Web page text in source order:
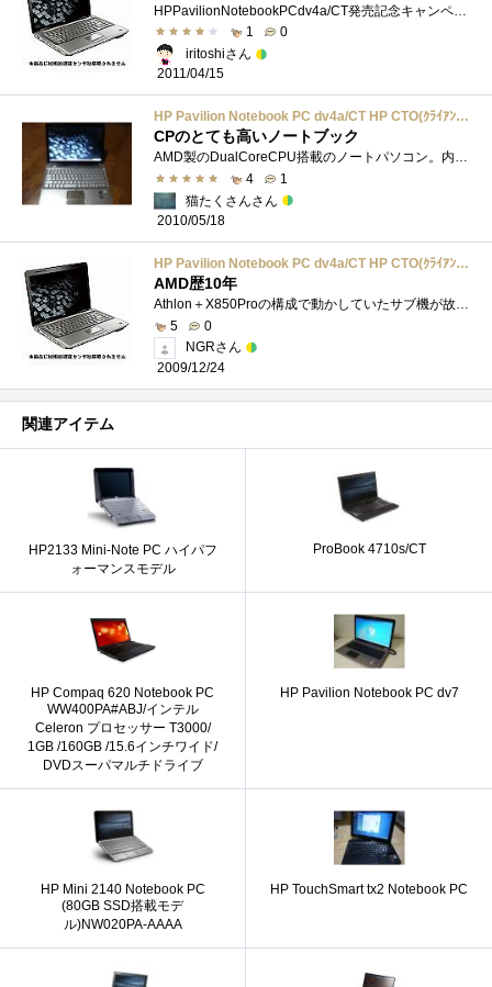
1
0
iritoshiさん
2011/04/15
HP Pavilion Notebook PC dv4a/CT HP CTO(ｸﾗｲｱﾝﾄ) 9760014996614 GX392AV-AAXW
CPのとても高いノートブック
AMD製のDualCoreCPU搭載のノートパソコン。内蔵グラフィックに統合型のRadeonHD3200を採用し、かなりの3D性能も発揮する。無線LANやDVDマルチドライブも�...
4
1
猫たくさんさん
2010/05/18
HP Pavilion Notebook PC dv4a/CT HP CTO(ｸﾗｲｱﾝﾄ) 9760014996614 GX392AV-AAXW
AMD歴10年
Athlon＋X850Proの構成で動かしていたサブ機が故障した為、購入。構成としてはDVIもしくはHDMI出力が可能で、TVに接続出来ること11n＋Bluetoothが搭載さ�...
5
0
NGRさん
2009/12/24
関連アイテム
HP2133 Mini-Note PC ハイパフ
ォーマンスモデル
ProBook 4710s/CT
HP Compaq 620 Notebook PC
WW400PA#ABJ/インテル
Celeron プロセッサー T3000/
1GB /160GB /15.6インチワイド/
DVDスーパマルチドライブ
HP Pavilion Notebook PC dv7
HP Mini 2140 Notebook PC
(80GB SSD搭載モデ
ル)NW020PA-AAAA
HP TouchSmart tx2 Notebook PC